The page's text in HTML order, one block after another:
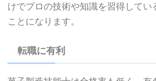
けでプロの技術や知識を習得してい
ことになります。
転職に有利